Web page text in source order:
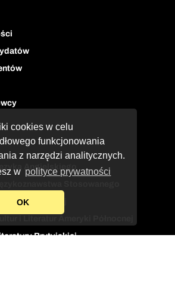
cookies w celu
funkcjonowania
z narzędzi analitycznych.
w polityce prywatności
OK
Angielskiego
Brytyjskiej
Brytyjskiej